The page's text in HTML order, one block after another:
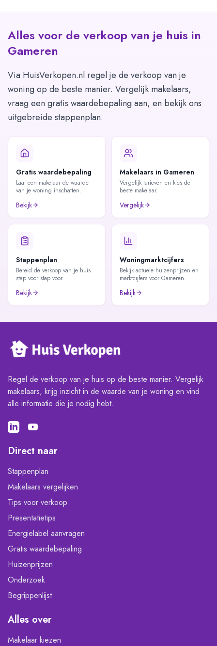
Alles voor de verkoop van je huis in
Gameren
Via HuisVerkopen.nl regel je de verkoop van je
woning op de beste manier. Vergelijk makelaars,
vraag een gratis waardebepaling aan, en bekijk ons
uitgebreide stappenplan.
Gratis waardebepaling
Laat een makelaar de waarde
van je woning inschatten.
Bekijk
Makelaars in Gameren
Vergelijk tarieven en kies de
beste makelaar.
Vergelijk
Stappenplan
Bereid de verkoop van je huis
stap voor stap voor.
Bekijk
Woningmarktcijfers
Bekijk actuele huizenprijzen en
marktcijfers voor Gameren.
Bekijk
Regel de verkoop van je huis op de beste manier. Vergelijk
makelaars, krijg inzicht in de waarde van je woning en vind
alle informatie die je nodig hebt.
Direct naar
Stappenplan
Makelaars vergelijken
Tips voor verkoop
Presentatietips
Energielabel aanvragen
Gratis waardebepaling
Huizenprijzen
Onderzoek
Begrippenlijst
Alles over
Makelaar kiezen